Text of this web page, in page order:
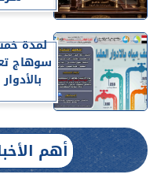
لمدة
سوهاج
أهم